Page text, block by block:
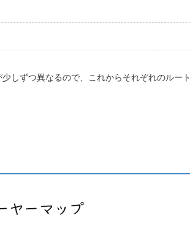
しずつ異なるので、これからそれぞれのルー